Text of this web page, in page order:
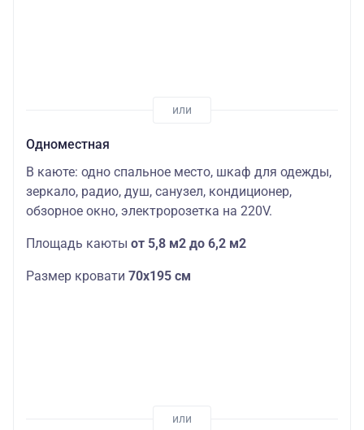
Одноместная
В каюте: одно спальное место, шкаф для одежды,
зеркало, радио, душ, санузел, кондиционер,
обзорное окно, электророзетка на 220V.
Площадь каюты от 5,8 м2 до 6,2 м2
Размер кровати 70х195 см